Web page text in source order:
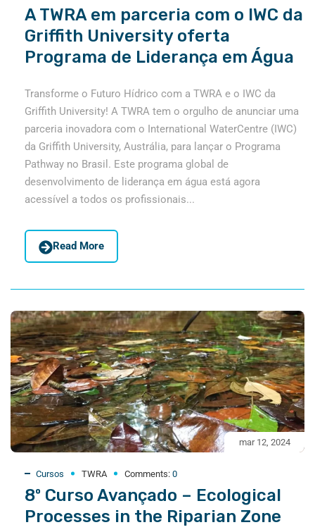
A TWRA em parceria com o IWC da
Griffith University oferta
Programa de Liderança em Água
Transforme o Futuro Hídrico com a TWRA e o IWC da
Griffith University! A TWRA tem o orgulho de anunciar uma
parceria inovadora com o International WaterCentre (IWC)
da Griffith University, Austrália, para lançar o Programa
Pathway no Brasil. Este programa global de
desenvolvimento de liderança em água está agora
acessível a todos os profissionais...
Read More
mar 12, 2024
Cursos TWRA Comments: 0
8º Curso Avançado – Ecological
Processes in the Riparian Zone